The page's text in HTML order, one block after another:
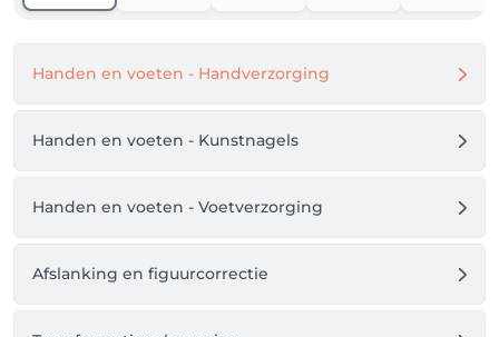
Handen en voeten - Handverzorging
Handen en voeten - Kunstnagels
Handen en voeten - Voetverzorging
Afslanking en figuurcorrectie